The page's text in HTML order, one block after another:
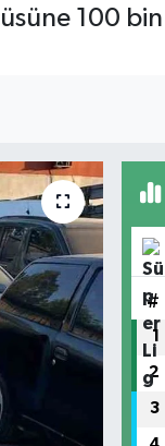
100
#
1
2
3